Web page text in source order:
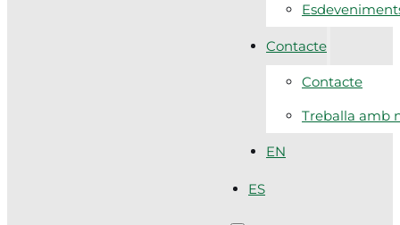
Contacte
Contacte
Treballa amb
EN
ES